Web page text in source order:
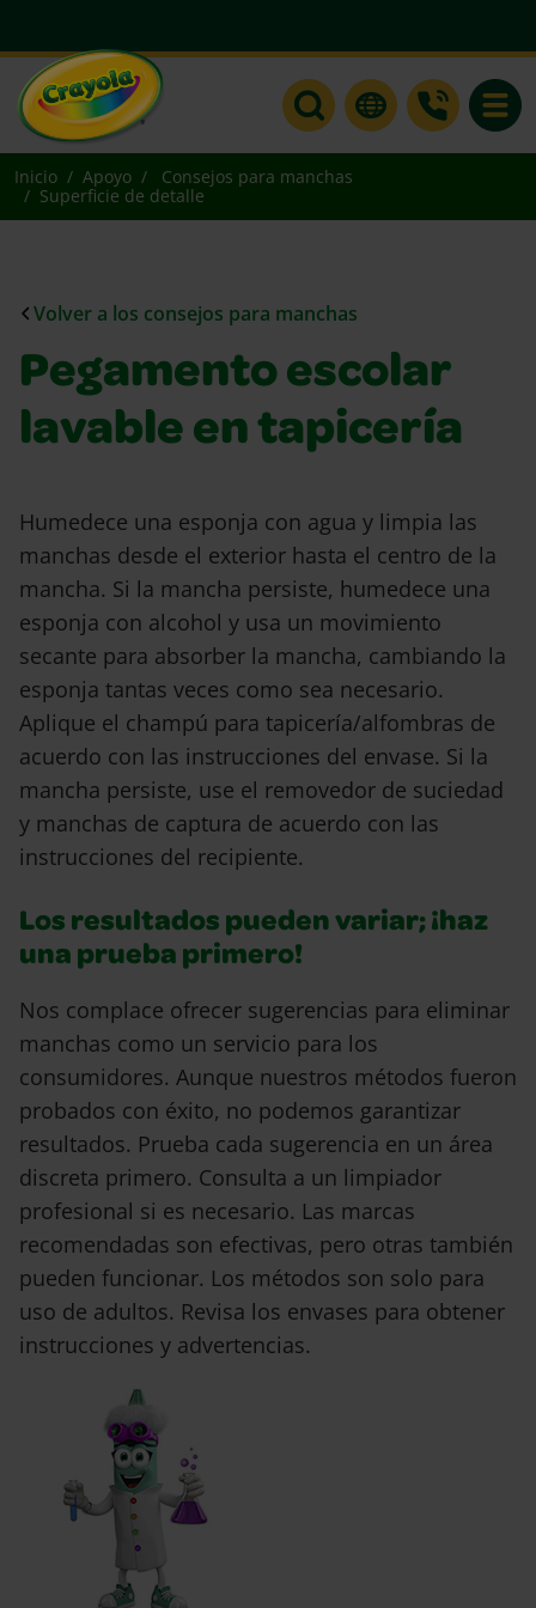
Inicio Apoyo
Consejos para manchas
Superficie de detalle
Volver a los consejos para manchas
Pegamento escolar
lavable en tapicería
Humedece una esponja con agua y limpia las
manchas desde el exterior hasta el centro de la
mancha. Si la mancha persiste, humedece una
esponja con alcohol y usa un movimiento
secante para absorber la mancha, cambiando la
esponja tantas veces como sea necesario.
Aplique el champú para tapicería/alfombras de
acuerdo con las instrucciones del envase. Si la
mancha persiste, use el removedor de suciedad
y manchas de captura de acuerdo con las
instrucciones del recipiente.
Los resultados pueden variar; ¡haz
una prueba primero!
Nos complace ofrecer sugerencias para eliminar
manchas como un servicio para los
consumidores. Aunque nuestros métodos fueron
probados con éxito, no podemos garantizar
resultados. Prueba cada sugerencia en un área
discreta primero. Consulta a un limpiador
profesional si es necesario. Las marcas
recomendadas son efectivas, pero otras también
pueden funcionar. Los métodos son solo para
uso de adultos. Revisa los envases para obtener
instrucciones y advertencias.